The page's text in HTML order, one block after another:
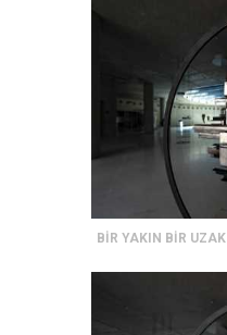
BİR YAKIN BİR UZAK